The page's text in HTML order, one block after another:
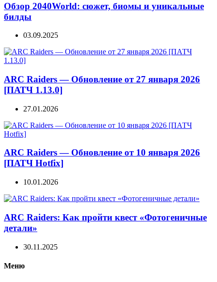
Обзор 2040World: сюжет, биомы и уникальные
билды
03.09.2025
ARC Raiders — Обновление от 27 января 2026
[ПАТЧ 1.13.0]
27.01.2026
ARC Raiders — Обновление от 10 января 2026
[ПАТЧ Hotfix]
10.01.2026
ARC Raiders: Как пройти квест «Фотогеничные
детали»
30.11.2025
Меню